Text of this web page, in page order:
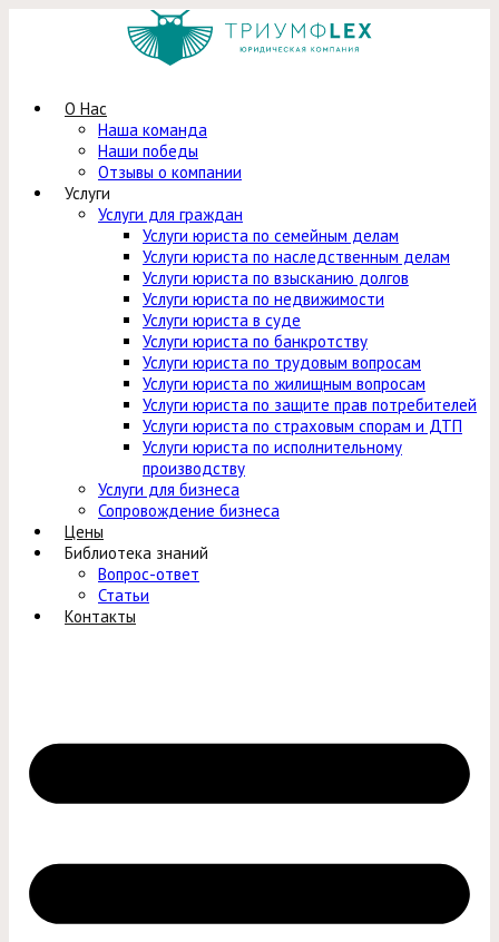
О Нас
Наша команда
Наши победы
Отзывы о компании
Услуги
Услуги для граждан
Услуги юриста по семейным делам
Услуги юриста по наследственным делам
Услуги юриста по взысканию долгов
Услуги юриста по недвижимости
Услуги юриста в суде
Услуги юриста по банкротству
Услуги юриста по трудовым вопросам
Услуги юриста по жилищным вопросам
Услуги юриста по защите прав потребителей
Услуги юриста по страховым спорам и ДТП
Услуги юриста по исполнительному
производству
Услуги для бизнеса
Сопровождение бизнеса
Цены
Библиотека знаний
Вопрос-ответ
Статьи
Контакты